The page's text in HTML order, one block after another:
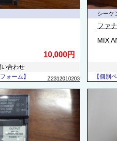
10,000円
い合わせ
フォーム】 Z2312010203
シーケ
ファ
MIX
【個別